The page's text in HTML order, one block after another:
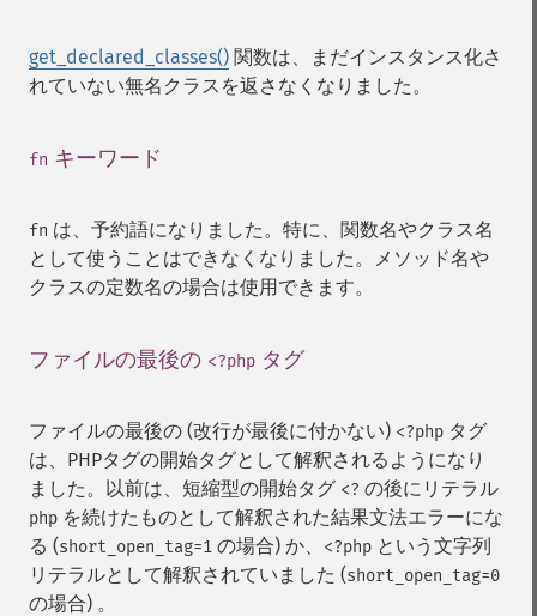
get_declared_classes() 関数は、まだインスタンス化さ
れていない無名クラスを返さなくなりました。
fn キーワード
fn は、予約語になりました。特に、関数名やクラス名
として使うことはできなくなりました。メソッド名や
クラスの定数名の場合は使用できます。
ファイルの最後の <?php タグ¶
ファイルの最後の (改行が最後に付かない) <?php タグ
は、PHPタグの開始タグとして解釈されるようになり
ました。以前は、短縮型の開始タグ <? の後にリテラル
php を続けたものとして解釈された結果文法エラーにな
る (short_open_tag=1 の場合) か、 <?php という文字列
リテラルとして解釈されていました (short_open_tag=0
の場合) 。